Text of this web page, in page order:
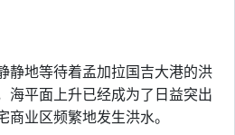
静地等待着孟加拉国吉大港的洪
海平面上升已经成为了日益突出
业区频繁地发生洪水。